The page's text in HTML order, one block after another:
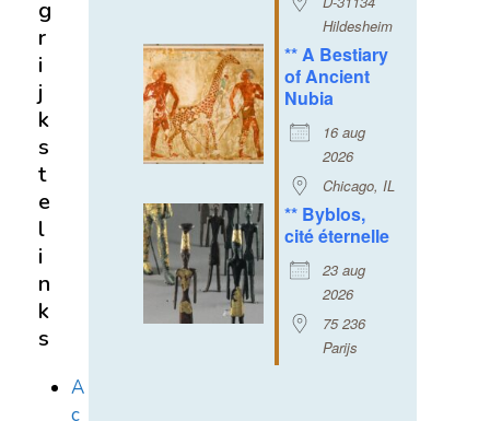
Hildesheim
** A Bestiary
of Ancient
Nubia
16 aug
2026
Chicago, IL
** Byblos,
cité éternelle
23 aug
2026
75 236
Parijs
g
r
i
j
k
s
t
e
l
i
n
k
s
A
c